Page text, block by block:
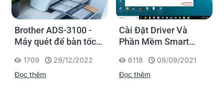
Brother ADS-3100 -
Máy quét để bàn tốc
vừa và nhỏ
1709
29/12/2022
Đọc thêm
Cài Đặt Driver Và
Phần Mềm Smart
Kodak i2000
6118
09/09/2021
Đọc thêm